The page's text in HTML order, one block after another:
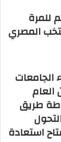
العالم للمرة
المصري
الجامعات
العام
طريق
استعادة